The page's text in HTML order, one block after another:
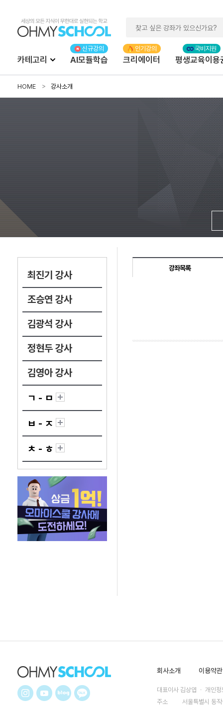
카테고리 AI모듈학습 크리에이터 평생교육이용
HOME 강사소개
최진기 강사
조승연 강사
김광석 강사
정현두 강사
김영아 강사
ㄱ - ㅁ
ㅂ - ㅈ
ㅊ - ㅎ
강좌목록
회사소개 이용약관
대표이사 김상엽 ㆍ 개인
주소
서울특별시 동